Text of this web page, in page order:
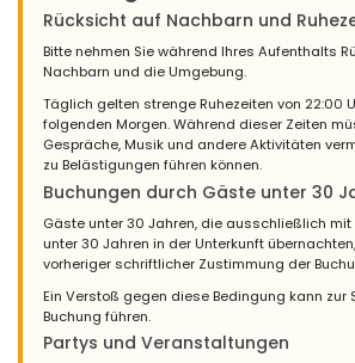
Rücksicht auf Nachbarn und
Bitte nehmen Sie während Ihres Aufenthalts
Nachbarn und die Umgebung.
Täglich gelten strenge Ruhezeiten von 22:00
folgenden Morgen. Während dieser Zeiten
Gespräche, Musik und andere Aktivitäten
zu Belästigungen führen können.
Buchungen durch Gäste unter 30
Gäste unter 30 Jahren, die ausschließlich
unter 30 Jahren in der Unterkunft
vorheriger schriftlicher Zustimmung der
Ein Verstoß gegen diese Bedingung kann zur
Buchung führen.
Partys und Veranstaltungen